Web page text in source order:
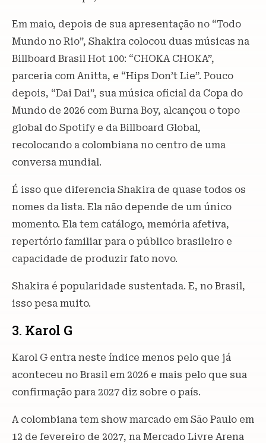
Em maio, depois de sua apresentação no “Todo
Mundo no Rio”, Shakira colocou duas músicas na
Billboard Brasil Hot 100: “CHOKA CHOKA”,
parceria com Anitta, e “Hips Don’t Lie”. Pouco
depois, “Dai Dai”, sua música oficial da Copa do
Mundo de 2026 com Burna Boy, alcançou o topo
global do Spotify e da Billboard Global,
recolocando a colombiana no centro de uma
conversa mundial.
É isso que diferencia Shakira de quase todos os
nomes da lista. Ela não depende de um único
momento. Ela tem catálogo, memória afetiva,
repertório familiar para o público brasileiro e
capacidade de produzir fato novo.
Shakira é popularidade sustentada. E, no Brasil,
isso pesa muito.
3. Karol G
Karol G entra neste índice menos pelo que já
aconteceu no Brasil em 2026 e mais pelo que sua
confirmação para 2027 diz sobre o país.
A colombiana tem show marcado em São Paulo em
12 de fevereiro de 2027, na Mercado Livre Arena